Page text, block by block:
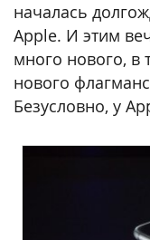
началась
Apple. И этим
много нового, в
нового
Безусловно, у